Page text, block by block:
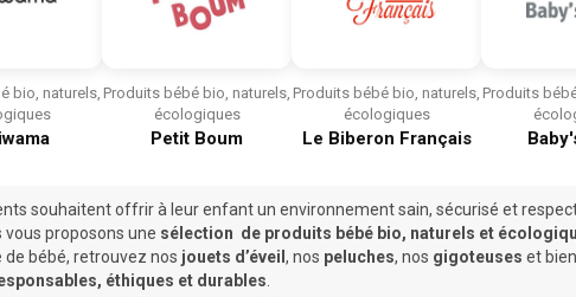
bio, naturels, Produits bébé bio, naturels,
écologiques
Petit Boum
Produits bébé bio, naturels,
écologiques
Le Biberon Français
Produits
souhaitent offrir à leur enfant un environnement sain, sécurisé et
vous proposons une sélection de produits bébé bio, naturels et
bébé, retrouvez nos jouets d’éveil , nos peluches, nos gigoteuses et
éthiques et durables